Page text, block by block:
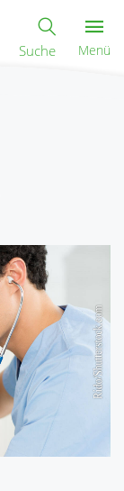
Suche Menü